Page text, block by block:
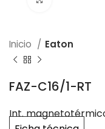
Inicio Eaton
FAZ-C16/1-RT
Int. magnetotérmico